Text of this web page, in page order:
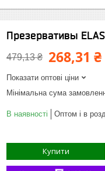
Презервативы
479,13 ₴ 268,31 ₴
Показати оптові ціни
Мінімальна сума
В наявності Оптом і в
Купити